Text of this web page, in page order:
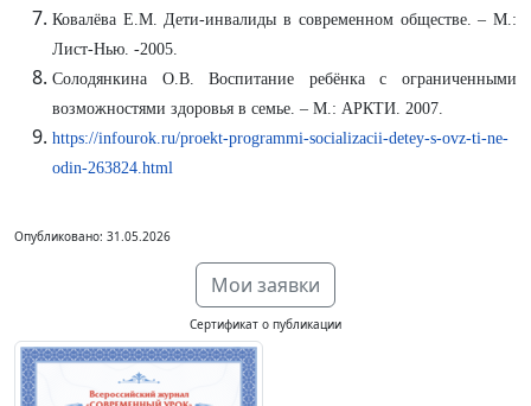
Ковалёва Е.М. Дети-инвалиды в современном обществе. – М.:
Лист-Нью. -2005.
Солодянкина О.В. Воспитание ребёнка с ограниченными
возможностями здоровья в семье. – М.: АРКТИ. 2007.
https://infourok.ru/proekt-programmi-socializacii-detey-s-ovz-ti-ne-
odin-263824.html
Опубликовано: 31.05.2026
Мои заявки
Сертификат о публикации